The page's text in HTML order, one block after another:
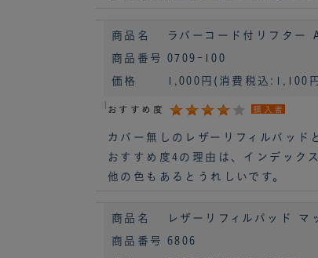
商品名 ラバーコード付リフター
商品番号 0709-100
価格 1,000円 (消費税込:1,100
おすすめ度 購入者
カバー無しのレザーリフィルパッド
おすすめ度4の理由は、インデック
他の色もあるとうれしいです。
商品名 レザーリフィルパッド
商品番号 6806